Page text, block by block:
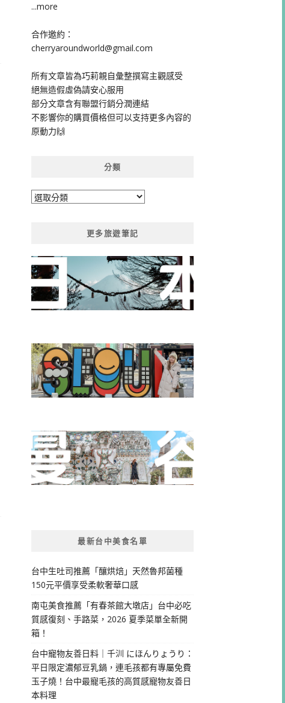
...more
合作邀約：
cherryaroundworld@gmail.com
所有文章皆為巧莉親自彙整撰寫主觀感受
絕無造假虛偽請安心服用
部分文章含有聯盟行銷分潤連結
不影響你的購買價格但可以支持更多內容的
原動力🙌
分類
分
更多旅遊筆記
最新台中美食名單
台中生吐司推薦「釀烘焙」天然魯邦菌種
150元平價享受柔軟奢華口感
南屯美食推薦「有春茶館大墩店」台中必吃
質感復刻、手路菜，2026 夏季菜單全新開
箱！
台中寵物友善日料｜千汌 にほんりょうり：
平日限定濃郁豆乳鍋，連毛孩都有專屬免費
玉子燒！台中最寵毛孩的高質感寵物友善日
本料理